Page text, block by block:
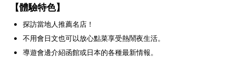
【體驗特色】
探訪當地人推薦名店！
不用會日文也可以放心點菜享受熱鬧夜生活。
導遊會邊介紹函館或日本的各種最新情報。